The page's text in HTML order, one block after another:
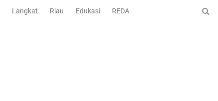
Langkat Riau Edukasi REDAKSI